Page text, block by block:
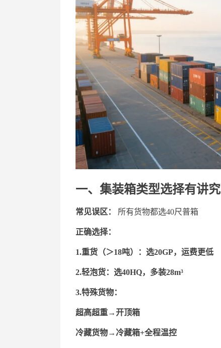
一、集装箱类型选择有讲究
常见误区： 所有货物都选40尺普箱
正确选择：
1.重货（＞18吨）：选20GP，运费更低
2.轻泡货：选40HQ，多装28m³
3.特殊货物：
超高超重→开顶箱
冷藏货物→冷藏箱+全程温控